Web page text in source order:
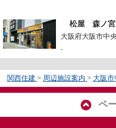
松屋 森ノ宮
大阪府大阪市中
-
関西住建 > 周辺施設案内 > 大阪市
ペ